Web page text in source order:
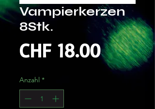
Vampierkerzen
8Stk.
CHF 18.00Preis
Anzahl *